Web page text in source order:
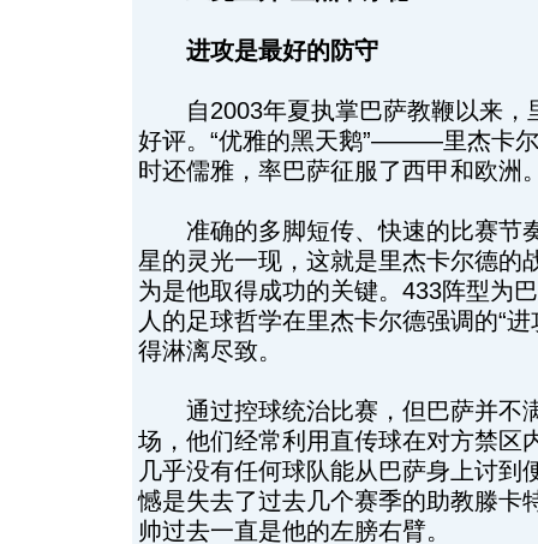
进攻是最好的防守
自2003年夏执掌巴萨教鞭以来，
好评。“优雅的黑天鹅”———里杰卡
时还儒雅，率巴萨征服了西甲和欧洲
准确的多脚短传、快速的比赛节
星的灵光一现，这就是里杰卡尔德的
为是他取得成功的关键。433阵型为
人的足球哲学在里杰卡尔德强调的“
得淋漓尽致。
通过控球统治比赛，但巴萨并不
场，他们经常利用直传球在对方禁区
几乎没有任何球队能从巴萨身上讨到
憾是失去了过去几个赛季的助教滕卡
帅过去一直是他的左膀右臂。